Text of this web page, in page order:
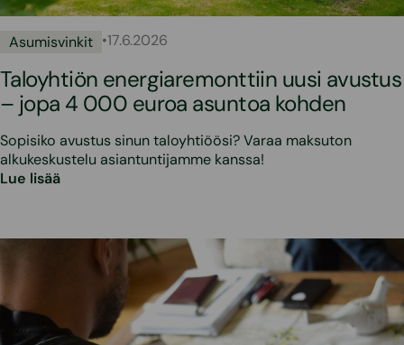
Asumisvinkit •17.6.2026
Taloyhtiön energiaremonttiin uusi avustus
– jopa 4 000 euroa asuntoa kohden
Sopisiko avustus sinun taloyhtiöösi? Varaa maksuton
alkukeskustelu asiantuntijamme kanssa!
Lue lisää